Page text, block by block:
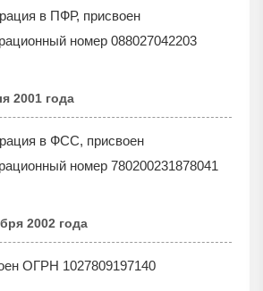
в ПФР, присвоен
номер 088027042203
2001 года
в ФСС, присвоен
номер 780200231878041
2002 года
ОГРН 1027809197140